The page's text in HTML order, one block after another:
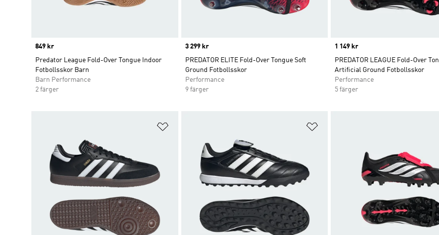
Price
849 kr
Predator League Fold-Over Tongue Indoor
Fotbollsskor Barn
Barn Performance
2 färger
Price
3 299 kr
PREDATOR ELITE Fold-Over Tongue Soft
Ground Fotbollsskor
Performance
9 färger
Price
1 149 kr
PREDATOR LEAGUE Fold-Over
Artificial Ground Fotbollsskor
Performance
5 färger